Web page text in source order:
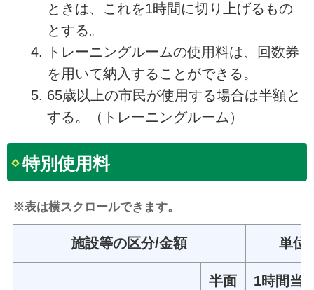
ときは、これを1時間に切り上げるもの
とする。
トレーニングルームの使用料は、回数券
を用いて納入することができる。
65歳以上の市民が使用する場合は半額と
する。（トレーニングルーム）
特別使用料
※表は横スクロールできます。
施設等の区分/金額 単位
半面 1時間当